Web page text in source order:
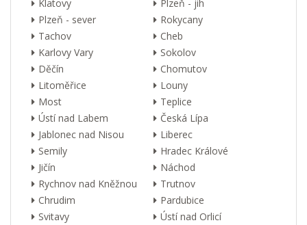
Klatovy
Plzeň - jih
Plzeň - sever
Rokycany
Tachov
Cheb
Karlovy Vary
Sokolov
Děčín
Chomutov
Litoměřice
Louny
Most
Teplice
Ústí nad Labem
Česká Lípa
Jablonec nad Nisou
Liberec
Semily
Hradec Králové
Jičín
Náchod
Rychnov nad Kněžnou
Trutnov
Chrudim
Pardubice
Svitavy
Ústí nad Orlicí